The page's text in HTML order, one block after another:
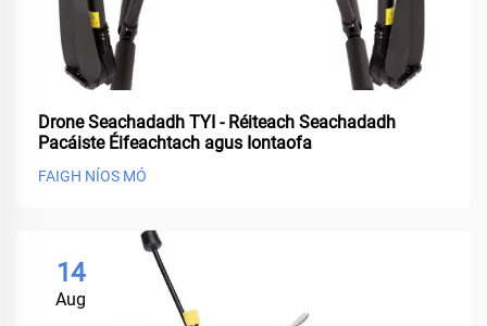
Drone Seachadadh TYI - Réiteach Seachadadh
Pacáiste Éifeachtach agus Iontaofa
FAIGH NÍOS MÓ
14
Aug